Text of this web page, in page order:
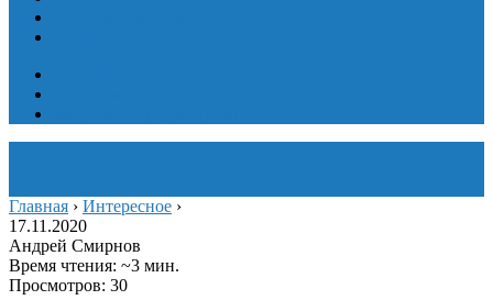
Главная › Интересное ›
17.11.2020
Андрей Смирнов
Время чтения: ~3 мин.
Просмотров: 30